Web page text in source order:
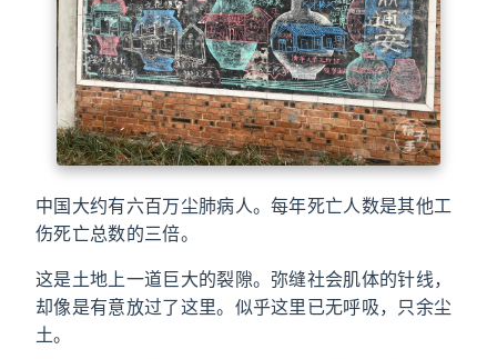
中国大约有六百万尘肺病人。每年死亡人数是其他工
伤死亡总数的三倍。
这是土地上一道巨大的裂隙。弥缝社会肌体的针线，
却像是有意放过了这里。似乎这里已无呼吸，只余尘
土。